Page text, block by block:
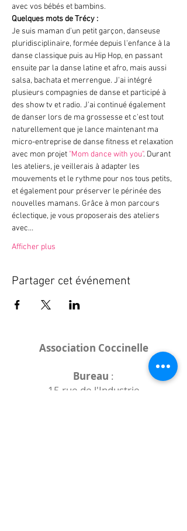
avec vos bébés et bambins.
Quelques mots de Trécy :
Je suis maman d'un petit garçon, danseuse
pluridisciplinaire, formée depuis l'enfance à la
danse classique puis au Hip Hop, en passant
ensuite par la danse latine et afro, mais aussi
salsa, bachata et merrengue. J'ai intégré
plusieurs compagnies de danse et participé à
des show tv et radio. J'ai continué également
de danser lors de ma grossesse et c'est tout
naturellement que je lance maintenant ma
micro-entreprise de danse fitness et relaxation
avec mon projet "Mom dance with you". Durant
les ateliers, je veillerais à adapter les
mouvements et le rythme pour nos tous petits,
et également pour préserver le périnée des
nouvelles mamans. Grâce à mon parcours
éclectique, je vous proposerais des ateliers
avec…
Afficher plus
Partager cet événement
Association Coccinelle
Bureau :
15 rue de l'Industrie